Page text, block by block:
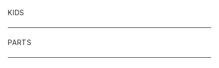
CAP
OTHER
SHIRTS
VANSON
OTHER
TOYS McCOY
72JAM
リード工業
CHURCHILL
NAPA
ROUGH TAIL
DIN MARKET
LEUS
HTC
KIDS
PARTS